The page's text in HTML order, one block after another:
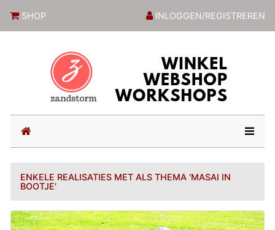
SHOP INLOGGEN/REGISTREREN
(current)
ENKELE REALISATIES MET ALS THEMA 'MASAI IN
BOOTJE'